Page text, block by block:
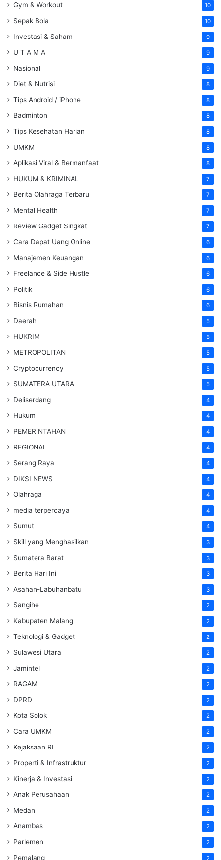
Gym & Workout 10
Sepak Bola 10
Investasi & Saham 9
U T A M A 9
Nasional 9
Diet & Nutrisi 8
Tips Android / iPhone 8
Badminton 8
Tips Kesehatan Harian 8
UMKM 8
Aplikasi Viral & Bermanfaat 8
HUKUM & KRIMINAL 7
Berita Olahraga Terbaru 7
Mental Health 7
Review Gadget Singkat 7
Cara Dapat Uang Online 6
Manajemen Keuangan 6
Freelance & Side Hustle 6
Politik 6
Bisnis Rumahan 6
Daerah 5
HUKRIM 5
METROPOLITAN 5
Cryptocurrency 5
SUMATERA UTARA 5
Deliserdang 4
Hukum 4
PEMERINTAHAN 4
REGIONAL 4
Serang Raya 4
DIKSI NEWS 4
Olahraga 4
media terpercaya 4
Sumut 4
Skill yang Menghasilkan 3
Sumatera Barat 3
Berita Hari Ini 3
Asahan-Labuhanbatu 3
Sangihe 2
Kabupaten Malang 2
Teknologi & Gadget 2
Sulawesi Utara 2
Jamintel 2
RAGAM 2
DPRD 2
Kota Solok 2
Cara UMKM 2
Kejaksaan RI 2
Properti & Infrastruktur 2
Kinerja & Investasi 2
Anak Perusahaan 2
Medan 2
Anambas 2
Parlemen 2
Pemalang 2